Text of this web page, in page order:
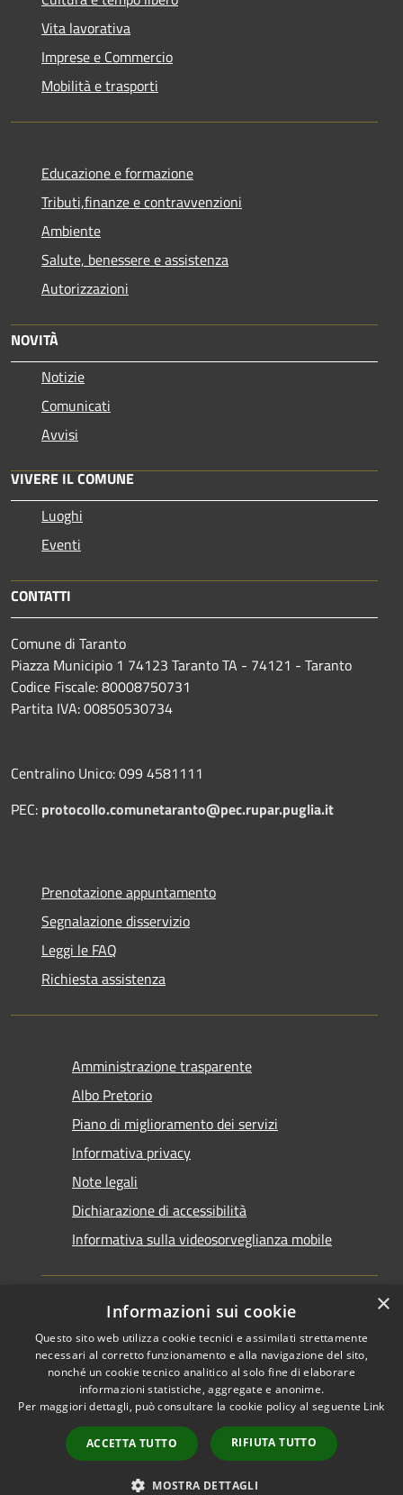
Vita lavorativa
Imprese e Commercio
Mobilità e trasporti
Educazione e formazione
Tributi,finanze e contravvenzioni
Ambiente
Salute, benessere e assistenza
Autorizzazioni
NOVITÀ
Notizie
Comunicati
Avvisi
VIVERE IL COMUNE
Luoghi
Eventi
CONTATTI
Comune di Taranto
Piazza Municipio 1 74123 Taranto TA - 74121 - Taranto
Codice Fiscale: 80008750731
Partita IVA: 00850530734
Centralino Unico: 099 4581111
PEC: protocollo.comunetaranto@pec.rupar.puglia.it
Prenotazione appuntamento
Segnalazione disservizio
Leggi le FAQ
Richiesta assistenza
Amministrazione trasparente
Albo Pretorio
Piano di miglioramento dei servizi
Informativa privacy
Note legali
Dichiarazione di accessibilità
Informativa sulla videosorveglianza mobile
RSS
Accessibilità
Cookie
Mappa del sito
Area riservata del
Copyright © 2026 • Comune di
Taranto • Powered by
Municipium•Accesso
redazione
×
Informazioni sui cookie
Questo sito web utilizza cookie tecnici e assimilati strettamente
necessari al corretto funzionamento e alla navigazione del sito,
nonché un cookie tecnico analitico al solo fine di elaborare
informazioni statistiche, aggregate e anonime.
Per maggiori dettagli, può consultare la cookie policy al seguente Link
ACCETTA TUTTO RIFIUTA TUTTO
MOSTRA DETTAGLI